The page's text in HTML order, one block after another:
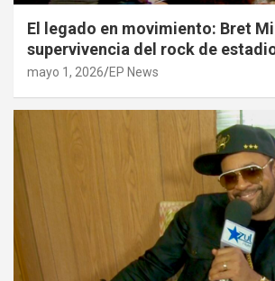
El legado en movimiento: Bret
supervivencia del rock de
mayo 1, 2026 EP News